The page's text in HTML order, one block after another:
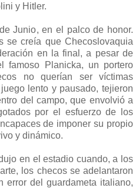
y Hitler.
Junio, en el palco de honor.
se creía que Checoslovaquia
en la final, a pesar de
famoso Planicka, un portero
no querían ser víctimas
lento y pausado, tejieron
del campo, que envolvió a
por el esfuerzo de los
de imponer su propio
y dinámico.
en el estadio cuando, a los
los checos se adelantaron
error del guardameta italiano,